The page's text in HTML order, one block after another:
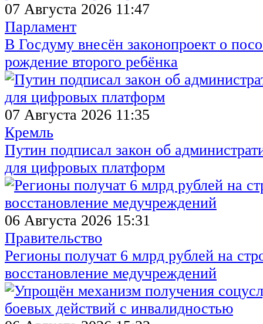
07 Августа 2026 11:47
Парламент
В Госдуму внесён законопроект о
рождение второго ребёнка
07 Августа 2026 11:35
Кремль
Путин подписал закон об
для цифровых платформ
06 Августа 2026 15:31
Правительство
Регионы получат 6 млрд рублей на
восстановление медучреждений